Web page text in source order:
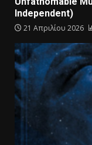
Independent)
21 Απριλίου 2026